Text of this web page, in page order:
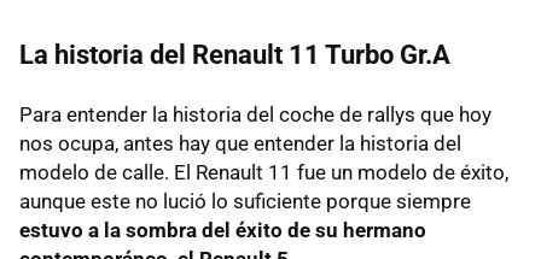
La historia del Renault 11 Turbo Gr.A
Para entender la historia del coche de rallys que hoy
nos ocupa, antes hay que entender la historia del
modelo de calle. El Renault 11 fue un modelo de éxito,
aunque este no lució lo suficiente porque siempre
estuvo a la sombra del éxito de su hermano